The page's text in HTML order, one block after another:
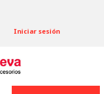
Iniciar sesión